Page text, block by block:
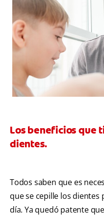
Los beneficios que
dientes.
Todos saben que es
que se cepille los dientes
día. Ya quedó patente